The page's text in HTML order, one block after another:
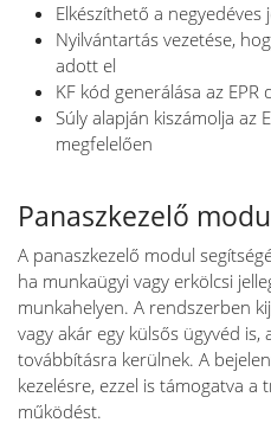
Elkészíthető a negyedéves
Nyilvántartás vezetése,
adott el
KF kód generálása az
Súly alapján kiszámolja az
megfelelően
Panaszkezelő
A panaszkezelő modul
ha munkaügyi vagy erkölcsi
munkahelyen. A rendszerben
vagy akár egy külsős ügyvéd
továbbításra kerülnek. A
kezelésre, ezzel is támogatva a
működést.